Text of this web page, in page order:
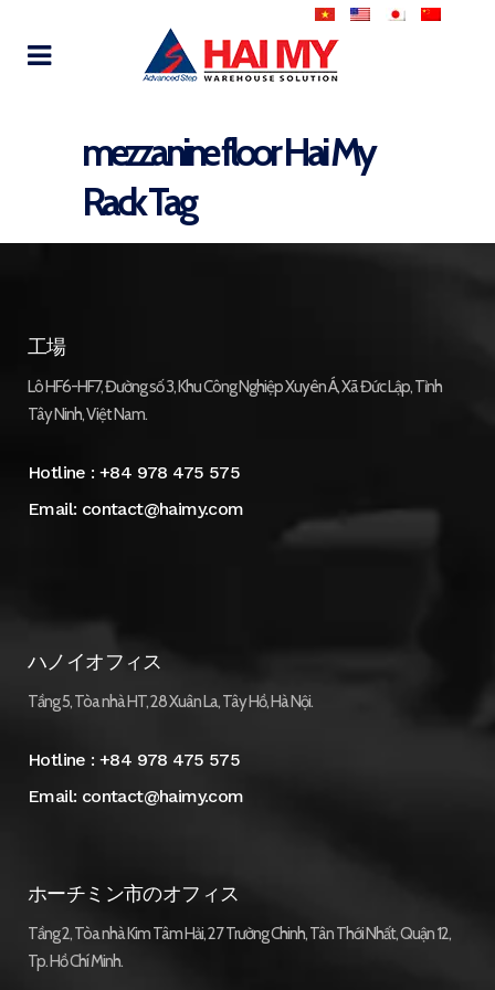
mezzanine floor Hai My
Rack Tag
工場
Lô HF6-HF7, Đường số 3, Khu Công Nghiệp Xuyên Á, Xã Đức Lập, Tỉnh
Tây Ninh, Việt Nam.
Hotline :+84 978 475 575
Email: contact@haimy.com
ハノイオフィス
Tầng 5, Tòa nhà HT, 28 Xuân La, Tây Hồ, Hà Nội.
Hotline :+84 978 475 575
Email: contact@haimy.com
ホーチミン市のオフィス
Tầng 2, Tòa nhà Kim Tâm Hải, 27 Trường Chinh, Tân Thới Nhất, Quận 12,
Tp. Hồ Chí Minh.